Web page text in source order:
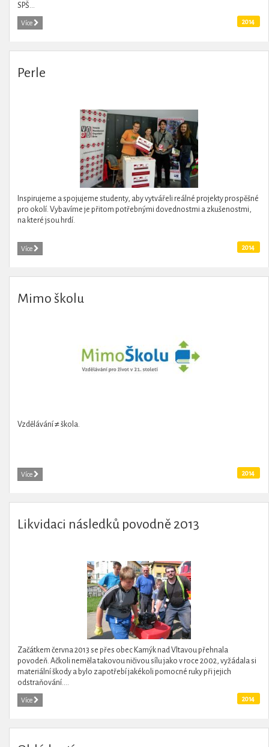
SPŠ...
Více 2014
Perle
Inspirujeme a spojujeme studenty, aby vytvářeli reálné projekty prospěšné
pro okolí. Vybavíme je přitom potřebnými dovednostmi a zkušenostmi,
na které jsou hrdí.
Více 2014
Mimo školu
Vzdělávání ≠ škola.
Více 2014
Likvidaci následků povodně 2013
Začátkem června 2013 se přes obec Kamýk nad Vltavou přehnala
povodeň. Ačkoli neměla takovou ničivou sílu jako v roce 2002, vyžádala si
materiální škody a bylo zapotřebí jakékoli pomocné ruky při jejich
odstraňování....
Více 2014